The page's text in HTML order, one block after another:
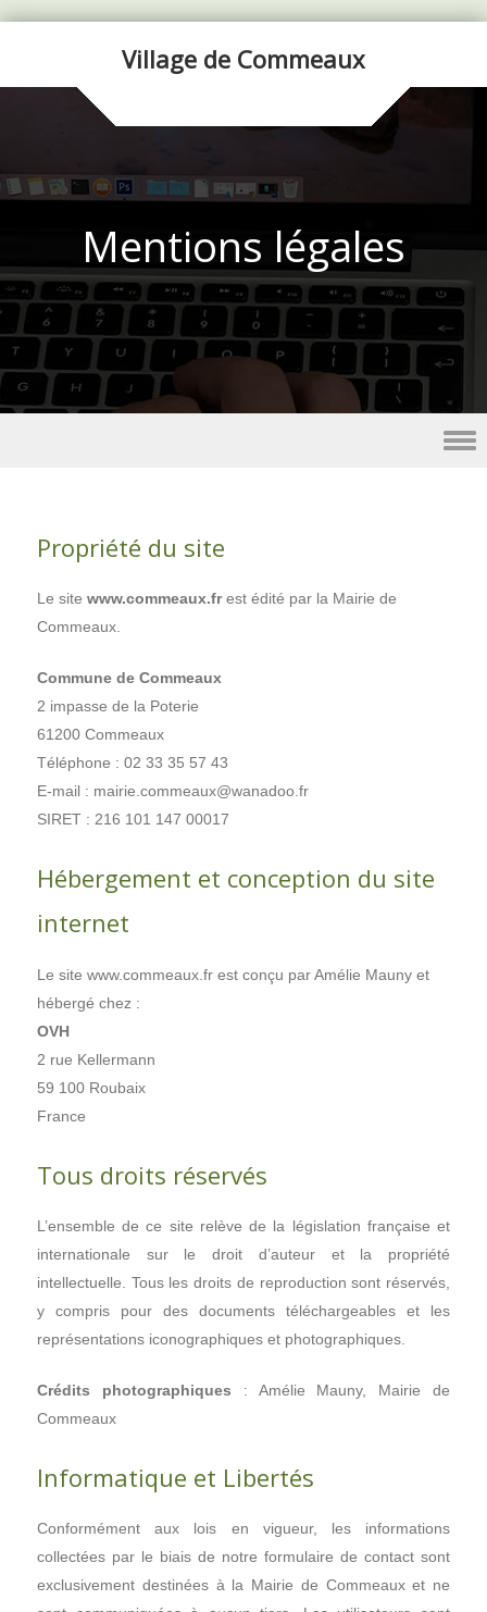
Village de Commeaux
Mentions légales
Propriété du site
Le site www.commeaux.frest édité par la Mairie de
Commeaux.
Commune de Commeaux
2 impasse de la Poterie
61200 Commeaux
Téléphone : 02 33 35 57 43
E-mail : mairie.commeaux@wanadoo.fr
SIRET : 216 101 147 00017
Hébergement et conception du site
internet
Le site www.commeaux.fr est conçu par Amélie Mauny et
hébergé chez :
OVH
2 rue Kellermann
59 100 Roubaix
France
Tous droits réservés
L’ensemble de ce site relève de la législation française et
internationale sur le droit d’auteur et la propriété
intellectuelle. Tous les droits de reproduction sont réservés,
y compris pour des documents téléchargeables et les
représentations iconographiques et photographiques.
Crédits photographiques : Amélie Mauny, Mairie de
Commeaux
Informatique et Libertés
Conformément aux lois en vigueur, les informations
collectées par le biais de notre formulaire de contact sont
exclusivement destinées à la Mairie de Commeaux et ne